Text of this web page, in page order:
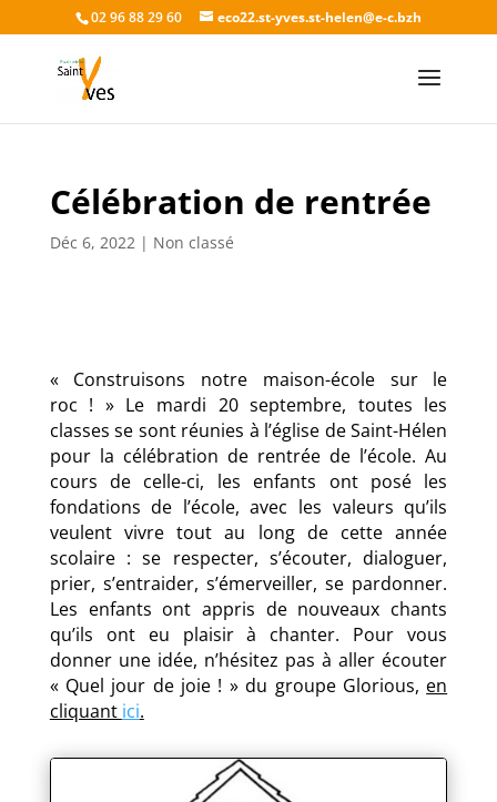
02 96 88 29 60 eco22.st-yves.st-helen@e-c.bzh
Célébration de rentrée
Déc 6, 2022| Non classé
« Construisons notre maison-école sur le
roc ! » Le mardi 20 septembre, toutes les
classes se sont réunies à l’église de Saint-Hélen
pour la célébration de rentrée de l’école. Au
cours de celle-ci, les enfants ont posé les
fondations de l’école, avec les valeurs qu’ils
veulent vivre tout au long de cette année
scolaire : se respecter, s’écouter, dialoguer,
prier, s’entraider, s’émerveiller, se pardonner.
Les enfants ont appris de nouveaux chants
qu’ils ont eu plaisir à chanter. Pour vous
donner une idée, n’hésitez pas à aller écouter
« Quel jour de joie ! » du groupe Glorious, en
cliquant ici.